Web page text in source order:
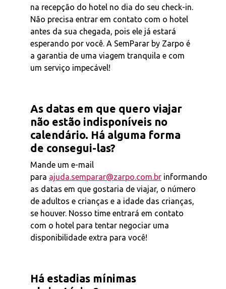
na recepção do hotel no dia do seu check-in.
Não precisa entrar em contato com o hotel
antes da sua chegada, pois ele já estará
esperando por você. A SemParar by Zarpo é
a garantia de uma viagem tranquila e com
um serviço impecável!
As datas em que quero viajar
não estão indisponíveis no
calendário. Há alguma forma
de consegui-las?
Mande um e-mail
para ajuda.semparar@zarpo.com.br informando
as datas em que gostaria de viajar, o número
de adultos e crianças e a idade das crianças,
se houver. Nosso time entrará em contato
com o hotel para tentar negociar uma
disponibilidade extra para você!
Há estadias mínimas